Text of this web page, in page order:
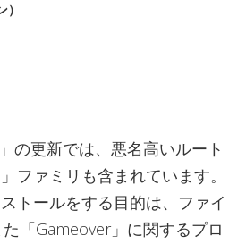
の更新では、悪名高いルート
ファミリも含まれています。
ストールをする目的は、ファイ
「Gameover」に関するプロ